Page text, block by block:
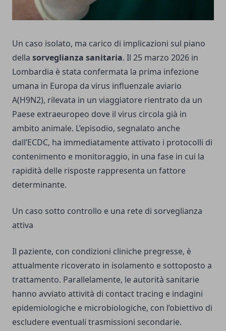
Un caso isolato, ma carico di implicazioni sul piano
della sorveglianza sanitaria. Il 25 marzo 2026 in
Lombardia è stata confermata la prima infezione
umana in Europa da virus influenzale aviario
A(H9N2), rilevata in un viaggiatore rientrato da un
Paese extraeuropeo dove il virus circola già in
ambito animale. L’episodio, segnalato anche
dall’ECDC, ha immediatamente attivato i protocolli di
contenimento e monitoraggio, in una fase in cui la
rapidità delle risposte rappresenta un fattore
determinante.
Un caso sotto controllo e una rete di sorveglianza
attiva
Il paziente, con condizioni cliniche pregresse, è
attualmente ricoverato in isolamento e sottoposto a
trattamento. Parallelamente, le autorità sanitarie
hanno avviato attività di contact tracing e indagini
epidemiologiche e microbiologiche, con l’obiettivo di
escludere eventuali trasmissioni secondarie.